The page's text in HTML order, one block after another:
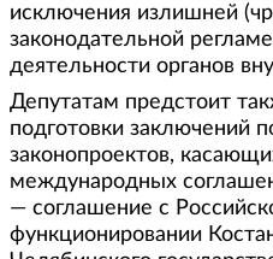
исключения излишней
законодательной
деятельности органов
Депутатам предстоит
подготовки заключений
законопроектов,
международных
— соглашение с
функционировании